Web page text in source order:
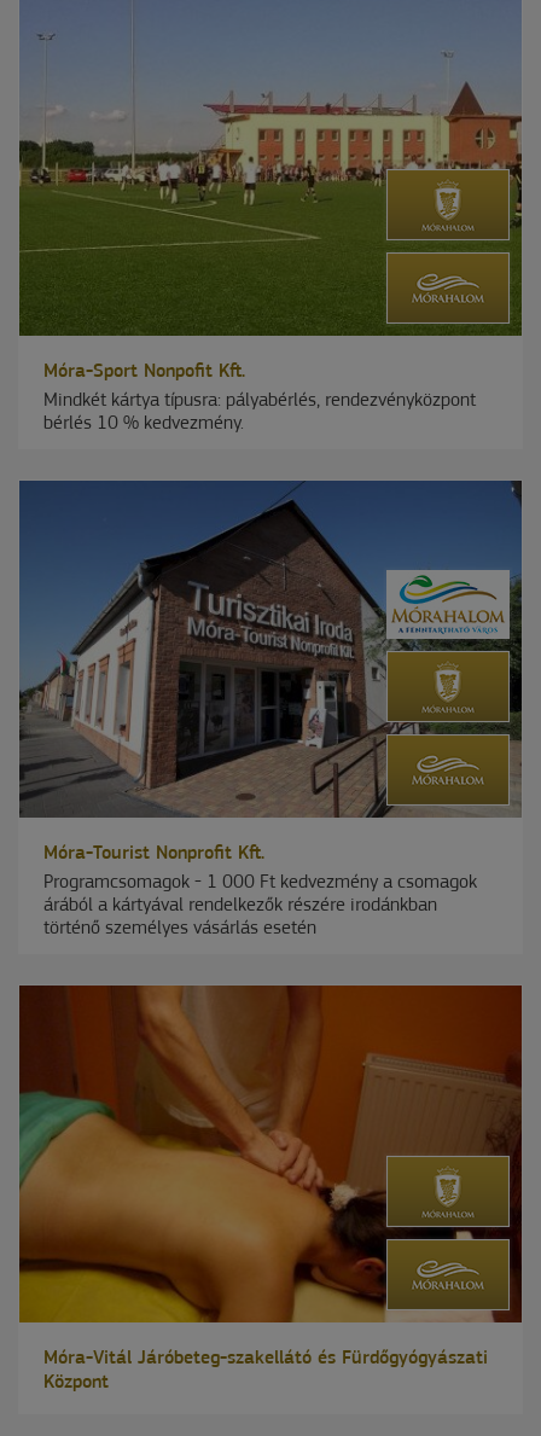
Móra-Sport Nonpofit Kft.
Mindkét kártya típusra: pályabérlés, rendezvényközpont
bérlés 10 % kedvezmény.
Móra-Tourist Nonprofit Kft.
Programcsomagok - 1 000 Ft kedvezmény a csomagok
árából a kártyával rendelkezők részére irodánkban
történő személyes vásárlás esetén
Móra-Vitál Járóbeteg-szakellátó és Fürdőgyógyászati
Központ